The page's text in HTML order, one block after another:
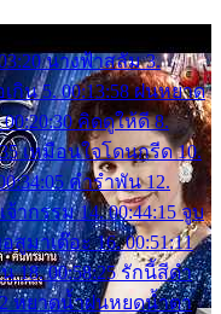
นางฟ้าสลัม 3.
กิน 5. 00:13:58 ฝนหยาด
คิดดูให้ดี 8.
เหมือนใจโดนกรีด 10.
คำรำพัน 12.
จ้ากรรม 14. 00:44:15 จูบ
สูมาเต๊อะ 16. 00:51:11
18. 00:58:25 รักนี้สีดำ
หยาดน้ำฝนหยดน้ำตา